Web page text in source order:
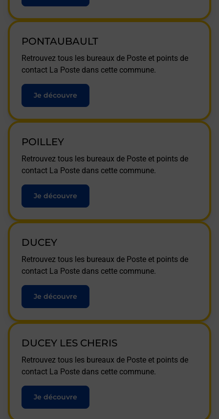
PONTAUBAULT
Retrouvez tous les bureaux de Poste et points de
contact La Poste dans cette commune.
Je découvre
POILLEY
Retrouvez tous les bureaux de Poste et points de
contact La Poste dans cette commune.
Je découvre
DUCEY
Retrouvez tous les bureaux de Poste et points de
contact La Poste dans cette commune.
Je découvre
DUCEY LES CHERIS
Retrouvez tous les bureaux de Poste et points de
contact La Poste dans cette commune.
Je découvre